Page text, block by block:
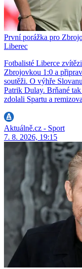
První porážka pro
Liberec
Fotbalisté Liberce
Zbrojovkou 1:0 a
soutěži. O výhře
Patrik Dulay. Brňané
zdolali Spartu a
Aktuálně.cz - Sport
7. 8. 2026, 19:15